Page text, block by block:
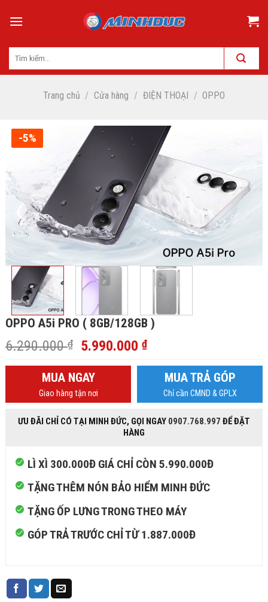
Trang chủ / Cửa hàng / ĐIỆN THOẠI / OPPO
-5%
OPPO A5i PRO ( 8GB/128GB )
6.290.000₫
Giá
là:
6.290.000 ₫.
5.990.000₫Giá
5.990.000 ₫.
MUA NGAY
Giao hàng tận nơi
MUA TRẢ GÓP
Chỉ cần CMND & GPLX
ƯU ĐÃI CHỈ CÓ TẠI MINH ĐỨC, GỌI NGAY 0907.768.997 ĐỂ ĐẶT
HÀNG
LÌ XÌ 300.000Đ GIÁ CHỈ CÒN 5.990.000Đ
TẶNG THÊM NÓN BẢO HIỂM MINH ĐỨC
TẶNG ỐP LƯNG TRONG THEO MÁY
GÓP TRẢ TRƯỚC CHỈ TỪ 1.887.000Đ